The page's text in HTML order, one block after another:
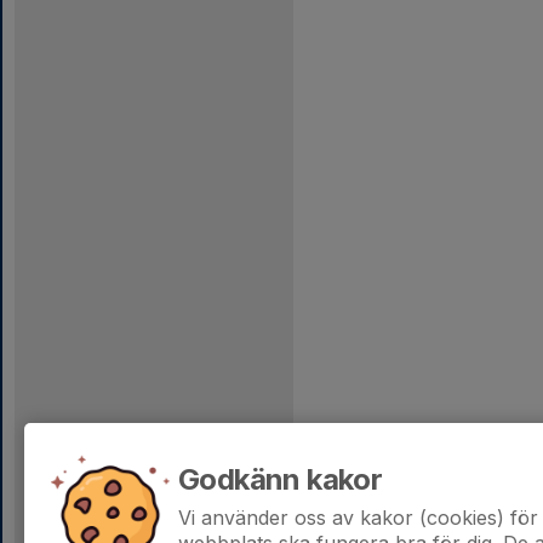
Godkänn kakor
Vi använder oss av kakor (cookies)